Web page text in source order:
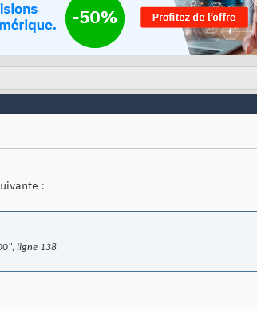
:
ligne 138